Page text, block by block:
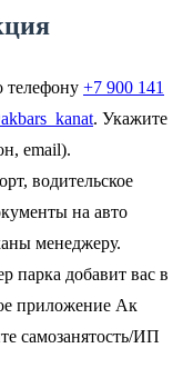
+7 900 141
. Укажите
email).
водительское
на авто
менеджеру.
парка добавит вас в
приложение Ак
самозанятость/ИП